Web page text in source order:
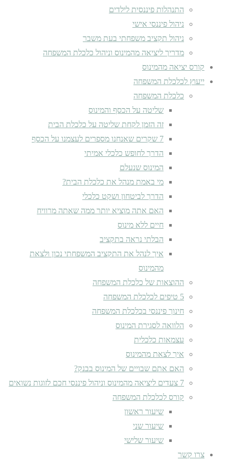
התנהלות פיננסית לילדים
ניהול פיננסי אישי
ניהול תקציב משפחתי בעת משבר
מדריך ליציאה מהמינוס וניהול כלכלת המשפחה
קורס יציאה מהמינוס
ייעוץ לכלכלת המשפחה
כלכלת המשפחה
שליטה על הכסף והמינוס
זה הזמן לקחת שליטה על כלכלת הבית
7 שקרים שאנחנו מספרים לעצמנו על הכסף
הדרך לחופש כלכלי אמיתי
המינוס שנעלם
מי באמת מנהל את כלכלת הבית?
הדרך לביטחון ושקט כלכלי
האם אתה מוציא יותר ממה שאתה מרוויח
חיים ללא מינוס
הבלתי נראה בתקציב
איך לנהל את התקציב המשפחתי נכון ולצאת
מהמינוס
ההוצאות של כלכלת המשפחה
5 טיפים לכלכלת המשפחה
חינוך פיננסי בכלכלת המשפחה
הלוואה לסגירת המינוס
עצמאות כלכלית
איך לצאת מהמינוס
האם אתם שבויים של המינוס בבנק?
7 צעדים ליציאה מהמינוס וניהול פיננסי חכם לזוגות נשואים
קורס לכלכלת המשפחה
שיעור ראשון
שיעור שני
שיעור שלישי
צרו קשר